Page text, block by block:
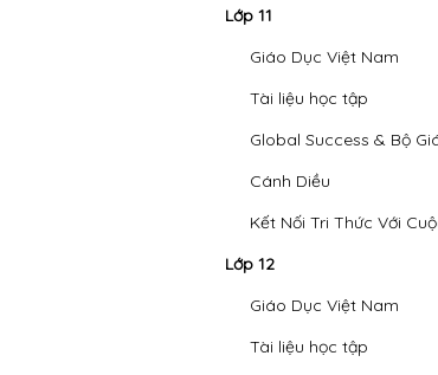
Lớp 11
Giáo Dục Việt Nam
Tài liệu học tập
Global Success & Bộ
Cánh Diều
Kết Nối Tri Thức Với
Lớp 12
Giáo Dục Việt Nam
Tài liệu học tập